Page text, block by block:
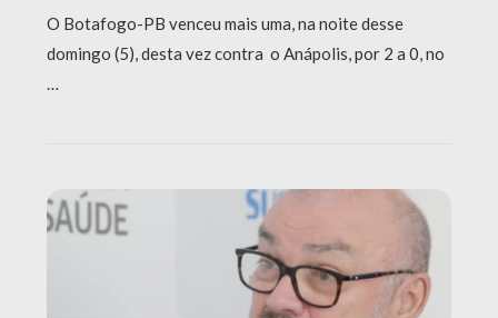
O Botafogo-PB venceu mais uma, na noite desse
domingo (5), desta vez contra o Anápolis, por 2 a 0, no
…